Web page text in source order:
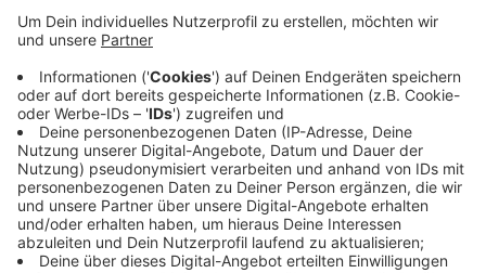
Anzeige
Die Staatsanwaltschaft wirft dem Mann vor, sich in
den vergangenen beiden Jahren in insgesamt sieben
Fällen an einem heute zehn Jahre alten Mädchen
vergangen zu haben. Der Angeklagte soll mit den
Eltern und Großeltern des Mädchens bekannt
gewesen sein. Die Missbrauchsfälle sollen sowohl auf
einem Campingplatz in Grefrath als auch im Wohnhaus